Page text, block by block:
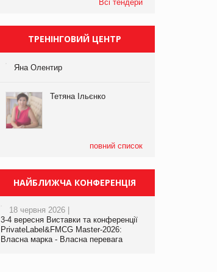
Всі тендери
ТРЕНІНГОВИЙ ЦЕНТР
Яна Олентир
Тетяна Ільєнко
повний список
НАЙБЛИЖЧА КОНФЕРЕНЦІЯ
18 червня 2026 |
3-4 вересня Виставки та конференції
PrivateLabel&FMCG Master-2026:
Власна марка - Власна перевага